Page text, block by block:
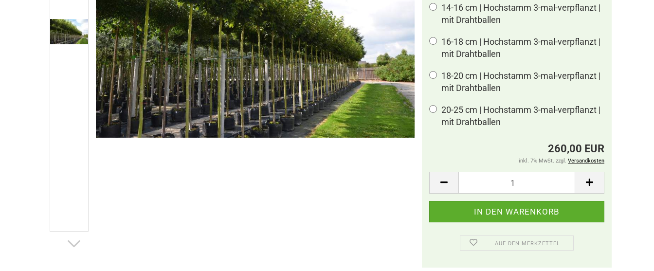
14-16 cm | Hochstamm 3-mal-verpflanzt |
mit Drahtballen
16-18 cm | Hochstamm 3-mal-verpflanzt |
mit Drahtballen
18-20 cm | Hochstamm 3-mal-verpflanzt |
mit Drahtballen
20-25 cm | Hochstamm 3-mal-verpflanzt |
mit Drahtballen
260,00 EUR
inkl. 7% MwSt. zzgl. Versandkosten
AUF DEN MERKZETTEL